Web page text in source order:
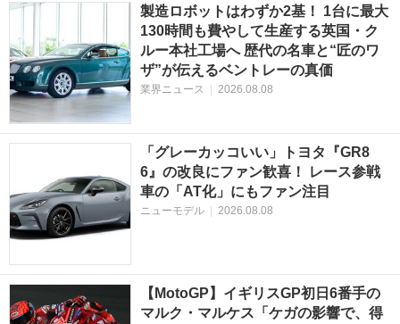
製造ロボットはわずか2基！ 1台に最大
130時間も費やして生産する英国・ク
ルー本社工場へ 歴代の名車と“匠のワ
ザ”が伝えるベントレーの真価
業界ニュース 2026.08.08
「グレーカッコいい」トヨタ『GR8
6』の改良にファン歓喜！ レース参戦
車の「AT化」にもファン注目
ニューモデル | 2026.08.08
【MotoGP】イギリスGP初日6番手の
マルク・マルケス「ケガの影響で、得